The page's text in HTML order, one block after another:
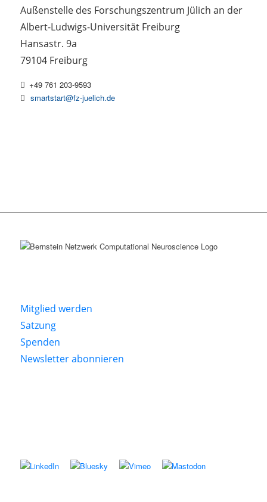
Außenstelle des Forschungszentrum Jülich an der
Albert-Ludwigs-Universität Freiburg
Hansastr. 9a
79104 Freiburg
+49 761 203-9593
smartstart@fz-juelich.de
Mitglied werden
Satzung
Spenden
Newsletter abonnieren